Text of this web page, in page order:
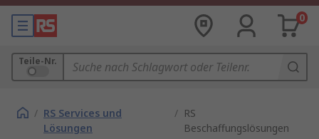
0
Teile-Nr.
/ RS Services und
Lösungen
/ RS
Beschaffungslösungen